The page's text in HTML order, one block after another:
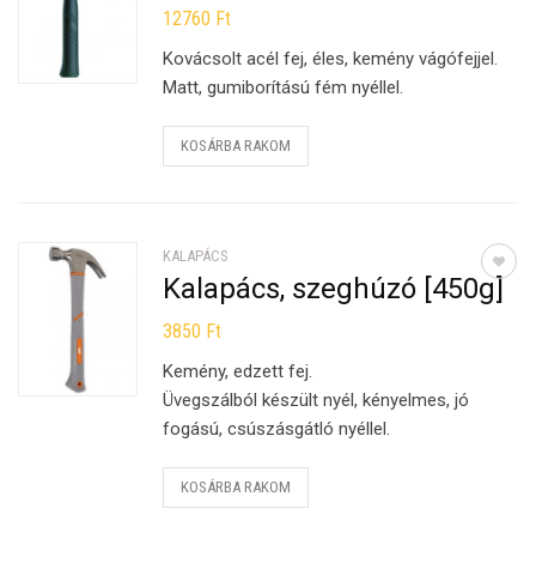
12760 Ft
Kovácsolt acél fej, éles, kemény vágófejjel.
Matt, gumiborítású fém nyéllel.
KOSÁRBA RAKOM
KALAPÁCS
Kalapács, szeghúzó [450g]
3850 Ft
Kemény, edzett fej.
Üvegszálból készült nyél, kényelmes, jó
fogású, csúszásgátló nyéllel.
KOSÁRBA RAKOM